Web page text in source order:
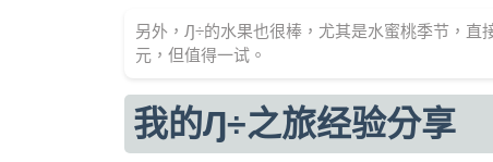
另外，Ԓ÷的水果也很棒，尤其是水蜜桃季节，直
元，但值得一试。
我的Ԓ÷之旅经验分享